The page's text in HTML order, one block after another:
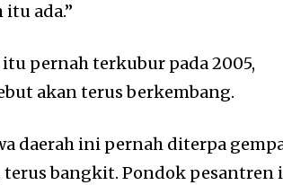
ada.”
pernah terkubur pada 2005,
akan terus berkembang.
daerah ini pernah diterpa
terus bangkit. Pondok pesantren